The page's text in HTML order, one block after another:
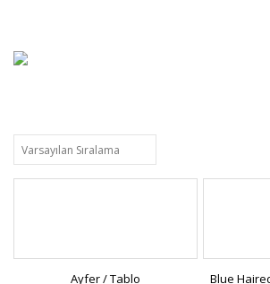
Ayfer / Tablo Blue